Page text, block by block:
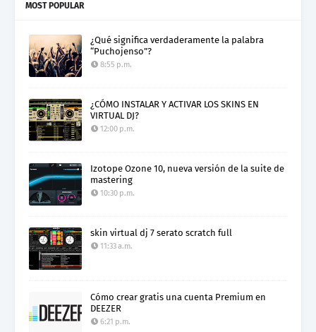
MOST POPULAR
¿Qué significa verdaderamente la palabra
“Puchojenso”?
8:55 p.m.
¿CÓMO INSTALAR Y ACTIVAR LOS SKINS EN
VIRTUAL DJ?
12:00 p.m.
Izotope Ozone 10, nueva versión de la suite de
mastering
10:30 p.m.
skin virtual dj 7 serato scratch full
11:33 a.m.
Cómo crear gratis una cuenta Premium en
DEEZER
6:21 p.m.